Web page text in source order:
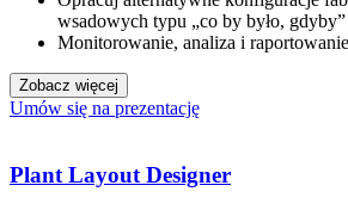
wsadowych typu „co by było, gdyby”
Monitorowanie, analiza i
Zobacz więcej
Umów się na prezentację
Plant Layout Designer